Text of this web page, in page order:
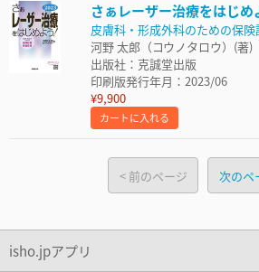
さぁレーザー治療をはじ
皮膚科・形成外科のための保
河野 太郎（コウノタロウ）(著)
出版社：克誠堂出版
印刷版発行年月：2023/06
¥9,900
カートに入れる
前のページ 次のペ
isho.jpアプリ